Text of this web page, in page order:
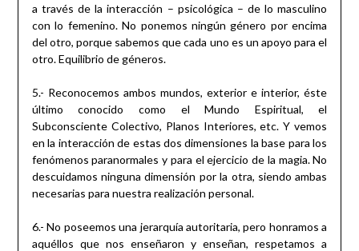
a través de la interacción – psicológica – de lo masculino
con lo femenino. No ponemos ningún género por encima
del otro, porque sabemos que cada uno es un apoyo para el
otro. Equilibrio de géneros.
5.- Reconocemos ambos mundos, exterior e interior, éste
último conocido como el Mundo Espiritual, el
Subconsciente Colectivo, Planos Interiores, etc. Y vemos
en la interacción de estas dos dimensiones la base para los
fenómenos paranormales y para el ejercicio de la magia. No
descuidamos ninguna dimensión por la otra, siendo ambas
necesarias para nuestra realización personal.
6.- No poseemos una jerarquía autoritaria, pero honramos a
aquéllos que nos enseñaron y enseñan, respetamos a